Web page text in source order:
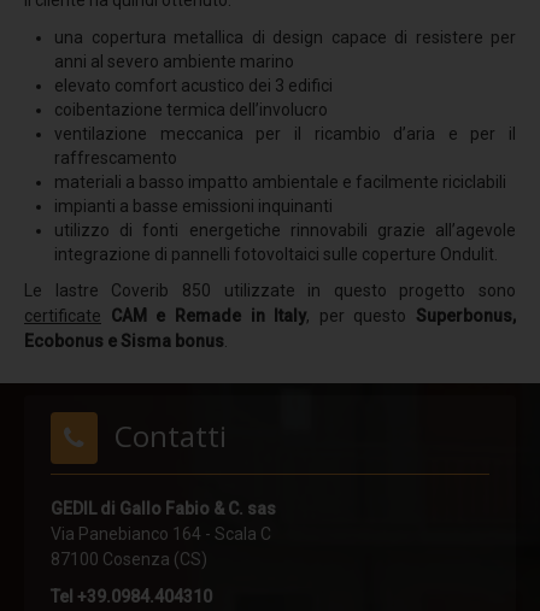
Stratigrafia 6
Stratigrafia 7
Stratigrafia 8
Stratigrafia 9
Stratigrafia 10
Fotovoltaico
Protezione multistrato
Resistenza alla corrosione
Comfort termico
una copertura metallica di design capace di resistere per
anni al severo ambiente marino
elevato comfort acustico dei 3 edifici
coibentazione termica dell’involucro
ventilazione meccanica per il ricambio d’aria e per il
raffrescamento
materiali a basso impatto ambientale e facilmente riciclabili
impianti a basse emissioni inquinanti
utilizzo di fonti energetiche rinnovabili grazie all’agevole
integrazione di pannelli fotovoltaici sulle coperture Ondulit.
Le lastre Coverib 850 utilizzate in questo progetto sono
certificate CAM e Remade in Italy, per questo Superbonus,
Ecobonus e Sisma bonus
Contatti
GEDIL di Gallo Fabio & C. sas
Via Panebianco 164 - Scala C
87100 Cosenza (CS)
Tel +39.0984.404310